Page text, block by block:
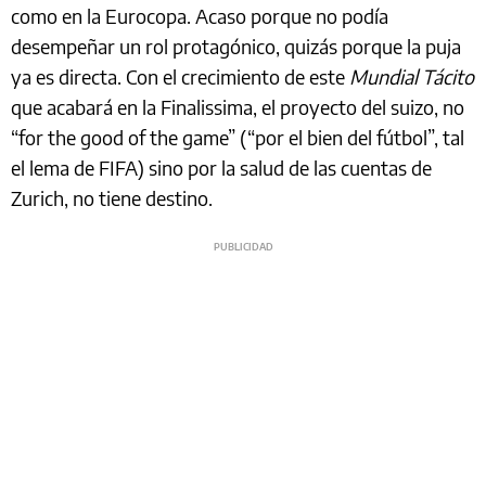
como en la Eurocopa. Acaso porque no podía
desempeñar un rol protagónico, quizás porque la puja
ya es directa. Con el crecimiento de este Mundial Tácito
que acabará en la Finalissima, el proyecto del suizo, no
“for the good of the game” (“por el bien del fútbol”, tal
el lema de FIFA) sino por la salud de las cuentas de
Zurich, no tiene destino.